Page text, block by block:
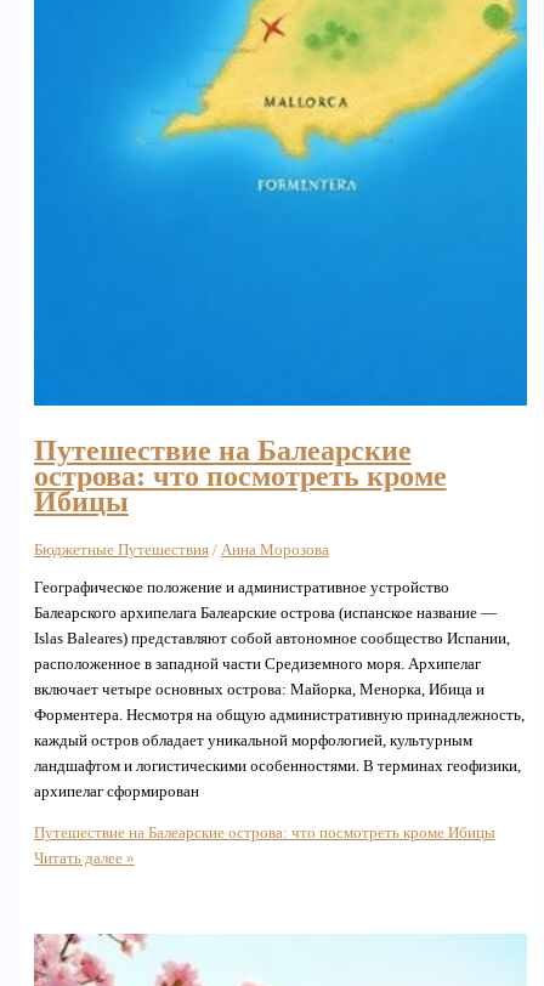
Путешествие на Балеарские
острова: что посмотреть кроме
Ибицы
Бюджетные Путешествия/ Анна Морозова
Географическое положение и административное устройство
Балеарского архипелага Балеарские острова (испанское название —
Islas Baleares) представляют собой автономное сообщество Испании,
расположенное в западной части Средиземного моря. Архипелаг
включает четыре основных острова: Майорка, Менорка, Ибица и
Форментера. Несмотря на общую административную принадлежность,
каждый остров обладает уникальной морфологией, культурным
ландшафтом и логистическими особенностями. В терминах геофизики,
архипелаг сформирован
Путешествие на Балеарские острова: что посмотреть кроме Ибицы
Читать далее »